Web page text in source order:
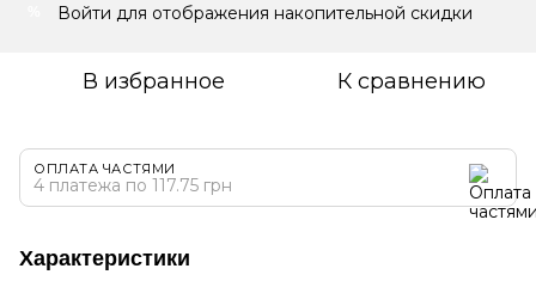
Войти для отображения накопительной скидки
В избранное К сравнению
ОПЛАТА ЧАСТЯМИ
4 платежа по 117.75 грн
Характеристики